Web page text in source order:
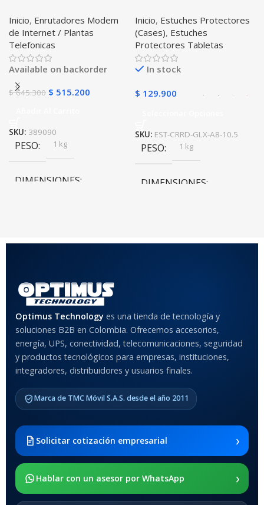
Libre Todo Operador 4G
LTE SIMCARD
Inicio, Enrutadores Modem
de Internet / Plantas
Telefonicas
Available on backorder
$645.300 $ 515.200
SKU: 389090
PESO 1 kg
DIMENSIONES
Tablet Samsung Galaxy
Tab A8 10.5 2021 – 2022
SM-x200 SM-x205 Anti
golpes con soporte
Inicio, Estuches Protectores
(Cases), Estuches
Protectores Tabletas
In stock
$ 129.900
SKU: EST-CRRD-GLX-A8-10.5
PESO 1 kg
DIMENSIONES
COLOR
Anti-Shock
MODELO DE TABLETS
COMPATIBLES
2021 SM-x200 / Samsung
Galaxy Tab A8 10.5 2021 SM-
x205
SOPORTE DE APOYO
Optimus Technology es una tienda de tecnología y
soluciones B2B en Colombia. Ofrecemos accesorios,
energía, UPS, conectividad, telecomunicaciones, seguridad
y productos tecnológicos para empresas, instituciones,
integradores, distribuidores y usuarios finales.
Marca de TMC Móvil S.A.S. desde el año 2011
Solicitar cotización empresarial ›
Hablar con un asesor por WhatsApp ›